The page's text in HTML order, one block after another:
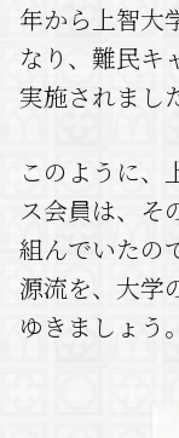
年から上智大
なり、難民キ
実施されまし
このように、
ス会員は、そ
組んでいたの
源流を、大学
ゆきましょう。